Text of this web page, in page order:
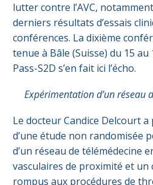
lutter contre l’AVC,
derniers résultats d’essais
conférences. La dixième
tenue à Bâle (Suisse) du 15 au
Pass-S2D s’en fait ici l’écho.
Expérimentation d’un réseau
Le docteur Candice Delcourt
d’une étude non randomisée
d’un réseau de télémédecine
vasculaires de proximité et un
rompus aux procédures de